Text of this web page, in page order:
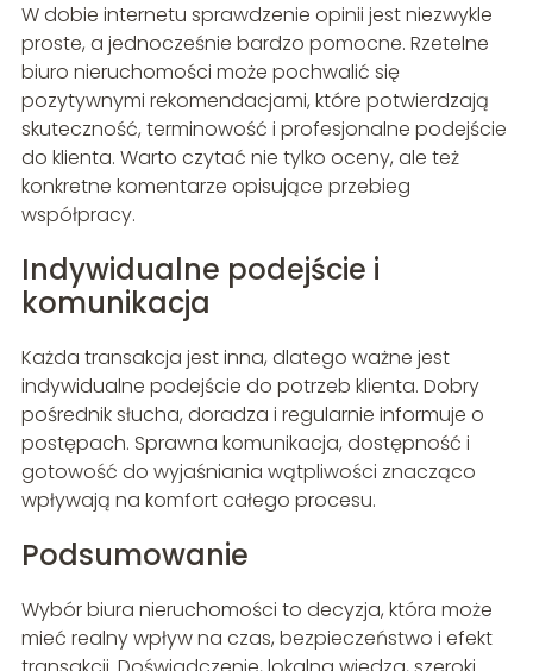
W dobie internetu sprawdzenie opinii jest niezwykle
proste, a jednocześnie bardzo pomocne. Rzetelne
biuro nieruchomości może pochwalić się
pozytywnymi rekomendacjami, które potwierdzają
skuteczność, terminowość i profesjonalne podejście
do klienta. Warto czytać nie tylko oceny, ale też
konkretne komentarze opisujące przebieg
współpracy.
Indywidualne podejście i
komunikacja
Każda transakcja jest inna, dlatego ważne jest
indywidualne podejście do potrzeb klienta. Dobry
pośrednik słucha, doradza i regularnie informuje o
postępach. Sprawna komunikacja, dostępność i
gotowość do wyjaśniania wątpliwości znacząco
wpływają na komfort całego procesu.
Podsumowanie
Wybór biura nieruchomości to decyzja, która może
mieć realny wpływ na czas, bezpieczeństwo i efekt